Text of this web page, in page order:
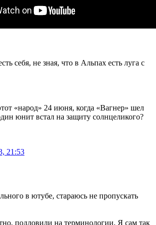
себя, не зная, что в Альпах есть луга с
«народ» 24 июня, когда «Вагнер» шел
юнит встал на защиту солнцеликого?
21:53
в ютубе, стараюсь не пропускать
подловили на терминологии. Я сам так